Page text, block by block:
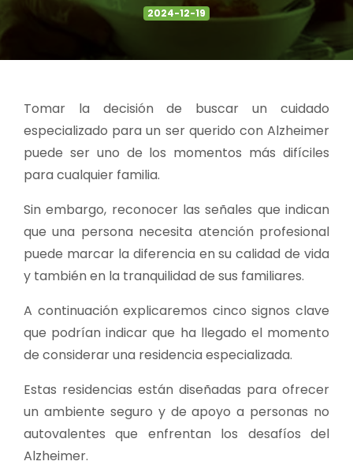
2024-12-19
Tomar la decisión de buscar un cuidado
especializado para un ser querido con Alzheimer
puede ser uno de los momentos más difíciles
para cualquier familia.
Sin embargo, reconocer las señales que indican
que una persona necesita atención profesional
puede marcar la diferencia en su calidad de vida
y también en la tranquilidad de sus familiares.
A continuación explicaremos cinco signos clave
que podrían indicar que ha llegado el momento
de considerar una residencia especializada.
Estas residencias están diseñadas para ofrecer
un ambiente seguro y de apoyo a personas no
autovalentes que enfrentan los desafíos del
Alzheimer.